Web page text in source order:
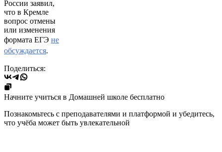
России заявил,
что в Кремле
вопрос отмены
или изменения
формата ЕГЭ не
обсуждается.
Поделиться:
Начните учиться в Домашней школе бесплатно
Познакомьтесь с преподавателями и платформой и убедитесь,
что учёба может быть увлекательной